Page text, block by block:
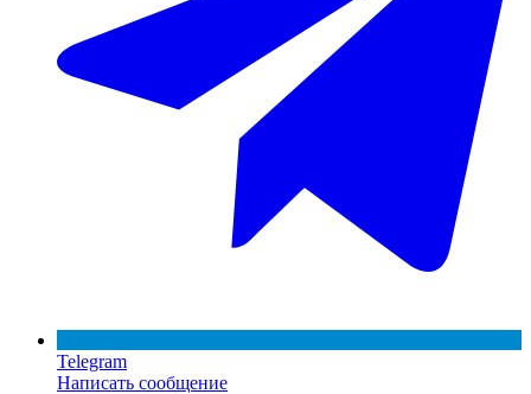
Telegram
Написать сообщение